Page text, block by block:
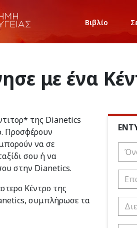
Βιβλίο
με ένα
της Dianetics
Προσφέρουν
να σε
σου ή να
στην Dianetics.
Κέντρο της
συμπλήρωσε τα